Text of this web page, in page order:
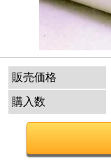
販売価格
購入数